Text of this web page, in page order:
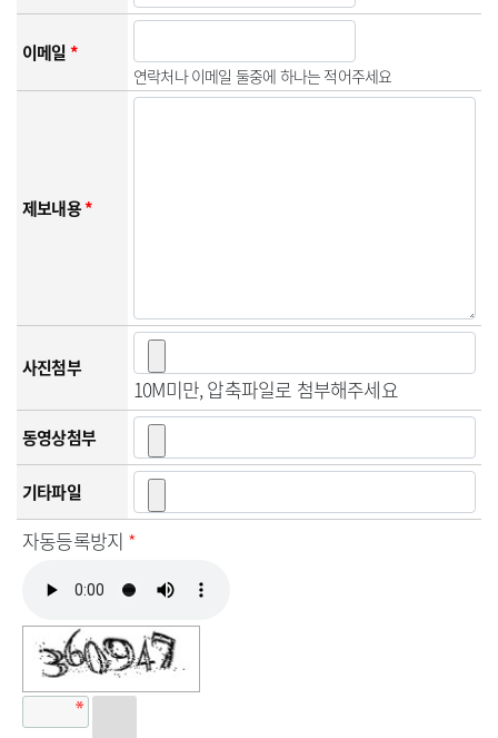
이메일*
연락처나 이메일 둘중에 하나는 적어주세요
제보내용*
사진첨부
10M미만, 압축파일로 첨부해주세요
동영상첨부
기타파일
자동등록방지 *